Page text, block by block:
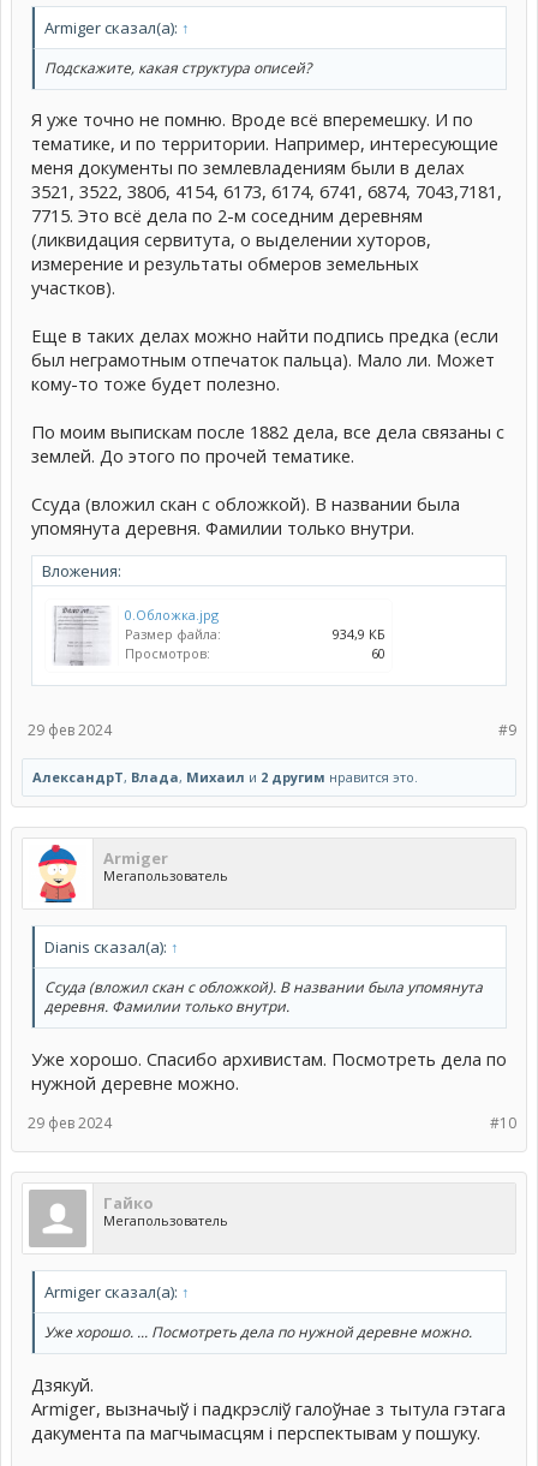
Armiger сказал(а): ↑
Подскажите, какая структура описей?
Я уже точно не помню. Вроде всё вперемешку. И по
тематике, и по территории. Например, интересующие
меня документы по землевладениям были в делах
3521, 3522, 3806, 4154, 6173, 6174, 6741, 6874, 7043,7181,
7715. Это всё дела по 2-м соседним деревням
(ликвидация сервитута, о выделении хуторов,
измерение и результаты обмеров земельных
участков).
Еще в таких делах можно найти подпись предка (если
был неграмотным отпечаток пальца). Мало ли. Может
кому-то тоже будет полезно.
По моим выпискам после 1882 дела, все дела связаны с
землей. До этого по прочей тематике.
Ссуда (вложил скан с обложкой). В названии была
упомянута деревня. Фамилии только внутри.
Вложения:
0.Обложка.jpg
Размер файла:
934,9 КБ
Просмотров:
60
#9
29 фев 2024
АлександрТ, Влада, Михаил и 2 другим нравится это.
Armiger
Мегапользователь
Dianis сказал(а): ↑
Ссуда (вложил скан с обложкой). В названии была упомянута
деревня. Фамилии только внутри.
Уже хорошо. Спасибо архивистам. Посмотреть дела по
нужной деревне можно.
#10
29 фев 2024
Гайко
Мегапользователь
Armiger сказал(а): ↑
Уже хорошо. ... Посмотреть дела по нужной деревне можно.
Дзякуй.
Armiger, вызначыў і падкрэсліў галоўнае з тытула гэтага
дакумента па магчымасцям і перспектывам у пошуку.